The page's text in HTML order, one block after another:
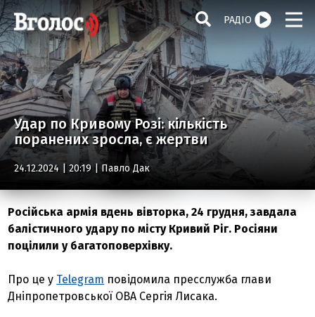
РАДІО
Удар по Кривому Розі: кількість
поранених зросла, є жертви
24.12.2024 | 20:19 |Павло Дак
Російська армія вдень вівторка, 24 грудня, завдала
балістичного удару по місту Кривий Ріг. Росіяни
поцілили у багатоповерхівку.
Про це у Telegram повідомила пресслужба глави
Дніпропетровської ОВА Сергія Лисака.